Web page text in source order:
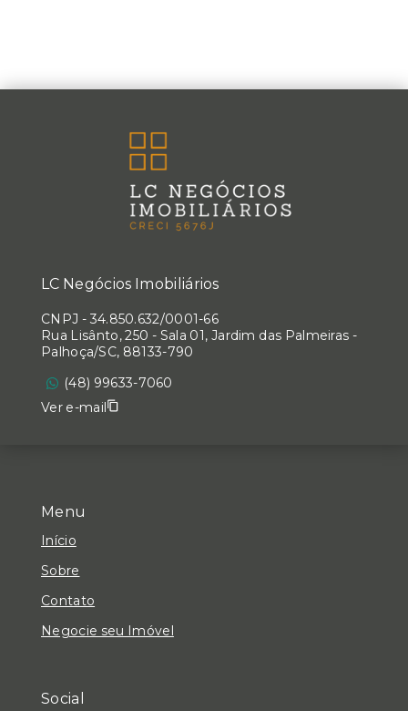
Menu
Início
Sobre
Contato
Negocie seu Imóvel
Social
LC Negócios Imobiliários
CNPJ - 34.850.632/0001-66
Rua Lisânto, 250 - Sala 01, Jardim das Palmeiras -
Palhoça/SC, 88133-790
(48) 99633-7060
Ver e-mail